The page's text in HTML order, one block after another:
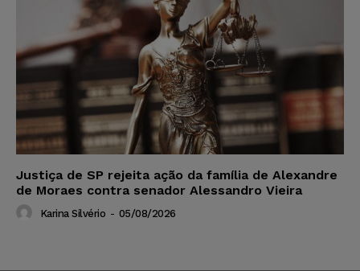
Justiça de SP rejeita ação da família de Alexandre
de Moraes contra senador Alessandro Vieira
Karina Silvério - 05/08/2026